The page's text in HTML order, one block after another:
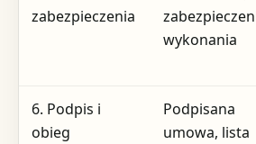
zabezpieczenia
wykonania
6. Podpis i
obieg
Podpisana
umowa, lista